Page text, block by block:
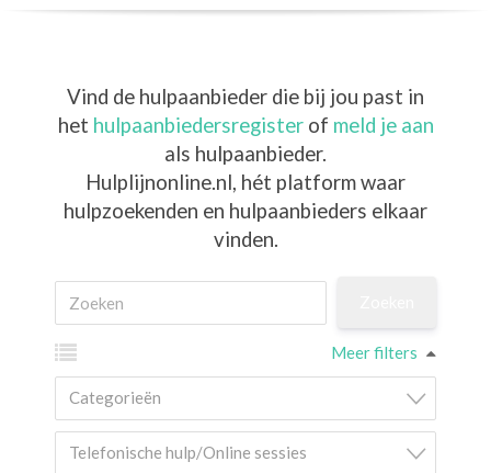
Vind de hulpaanbieder die bij jou past in
het hulpaanbiedersregisterof meld je aan
als hulpaanbieder.
Hulplijnonline.nl, hét platform waar
hulpzoekenden en hulpaanbieders elkaar
vinden.
Meer filters
Categorieën
Telefonische hulp/Online sessies